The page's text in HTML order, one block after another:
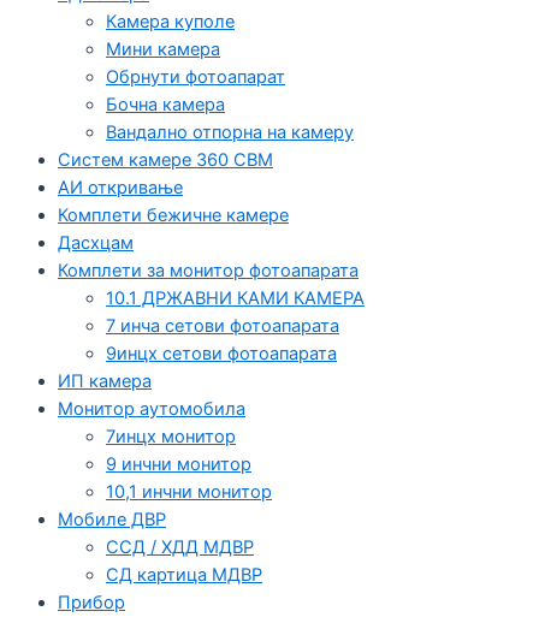
Камера куполе
Мини камера
Обрнути фотоапарат
Бочна камера
Вандално отпорна на камеру
Систем камере 360 СВМ
АИ откривање
Комплети бежичне камере
Дасхцам
Комплети за монитор фотоапарата
10.1 ДРЖАВНИ КАМИ КАМЕРА
7 инча сетови фотоапарата
9инцх сетови фотоапарата
ИП камера
Монитор аутомобила
7инцх монитор
9 инчни монитор
10,1 инчни монитор
Мобиле ДВР
ССД / ХДД МДВР
СД картица МДВР
Прибор